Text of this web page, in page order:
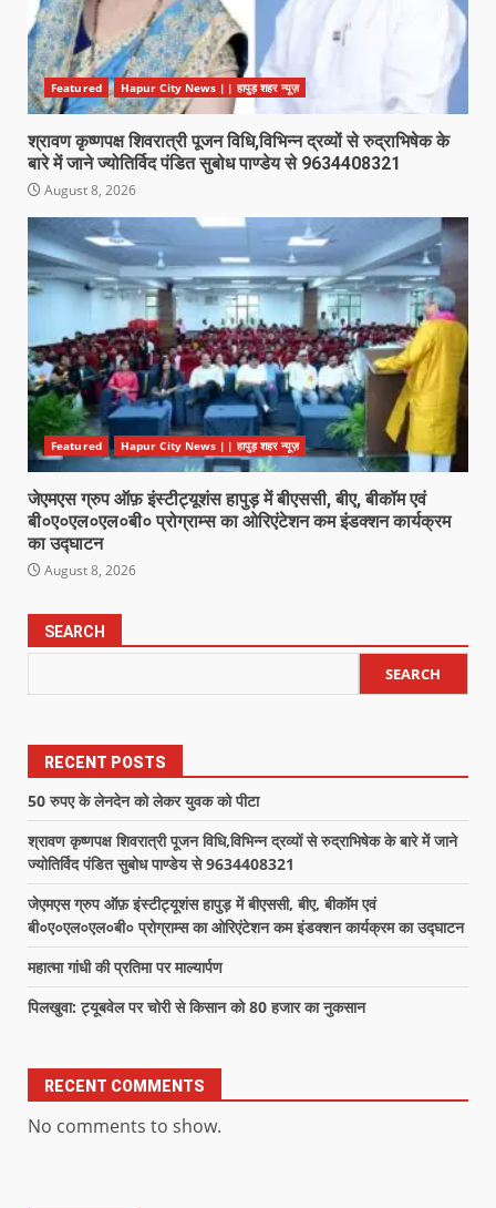
Featured Hapur City News || हापुड़ शहर न्यूज़
श्रावण कृष्णपक्ष शिवरात्री पूजन विधि,विभिन्न द्रव्यों से रुद्राभिषेक के
बारे में जाने ज्योतिर्विद पंडित सुबोध पाण्डेय से 9634408321
August 8, 2026
Featured Hapur City News || हापुड़ शहर न्यूज़
जेएमएस ग्रुप ऑफ़ इंस्टीट्यूशंस हापुड़ में बीएससी, बीए, बीकॉम एवं
बी०ए०एल०एल०बी० प्रोग्राम्स का ओरिएंटेशन कम इंडक्शन कार्यक्रम
का उद्घाटन
August 8, 2026
SEARCH
SEARCH
RECENT POSTS
50 रुपए के लेनदेन को लेकर युवक को पीटा
श्रावण कृष्णपक्ष शिवरात्री पूजन विधि,विभिन्न द्रव्यों से रुद्राभिषेक के बारे में जाने
ज्योतिर्विद पंडित सुबोध पाण्डेय से 9634408321
जेएमएस ग्रुप ऑफ़ इंस्टीट्यूशंस हापुड़ में बीएससी, बीए, बीकॉम एवं
बी०ए०एल०एल०बी० प्रोग्राम्स का ओरिएंटेशन कम इंडक्शन कार्यक्रम का उद्घाटन
महात्मा गांधी की प्रतिमा पर माल्यार्पण
पिलखुवा: ट्यूबवेल पर चोरी से किसान को 80 हजार का नुकसान
RECENT COMMENTS
No comments to show.